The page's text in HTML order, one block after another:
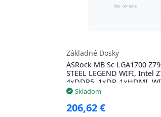
Základné Dosky
ASRock MB Sc LGA1700
STEEL LEGEND WIFI, Intel
4xDDR5, 1xDP, 1xHDMI,
Skladom
206,62 €